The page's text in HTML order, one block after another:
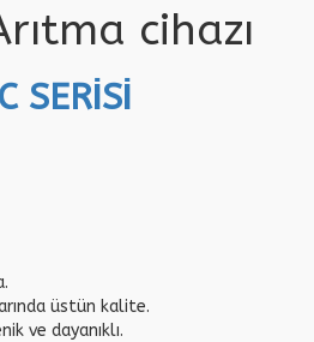
cihazı
SERİSİ
üstün kalite.
ve dayanıklı.